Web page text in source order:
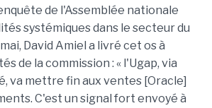
de l'Assemblée nationale
systémiques dans le secteur du
David Amiel a livré cet os à
de la commission : « l'Ugap, via
va mettre fin aux ventes [Oracle]
C'est un signal fort envoyé à